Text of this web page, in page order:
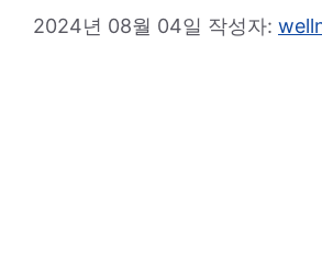
2024년 08월 04일 작성자: